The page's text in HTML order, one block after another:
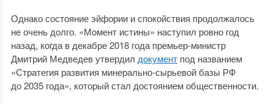
Однако состояние эйфории и спокойствия продолжалось
не очень долго. «Момент истины» наступил ровно год
назад, когда в декабре 2018 года премьер-министр
Дмитрий Медведев утвердил документпод названием
«Стратегия развития минерально-сырьевой базы РФ
до 2035 года», который стал достоянием общественности.